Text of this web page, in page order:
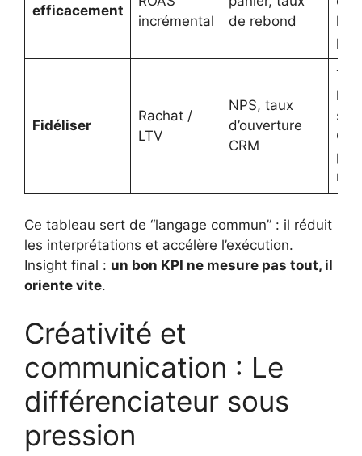
efficacement
incrémental
de rebond
Fidéliser
Rachat /
LTV
NPS, taux
d’ouverture
CRM
Ce tableau sert de “langage commun” : il réduit
les interprétations et accélère l’exécution.
Insight final : un bon KPI ne mesure pas tout, il
oriente vite.
Créativité et
communication : Le
différenciateur sous
pression